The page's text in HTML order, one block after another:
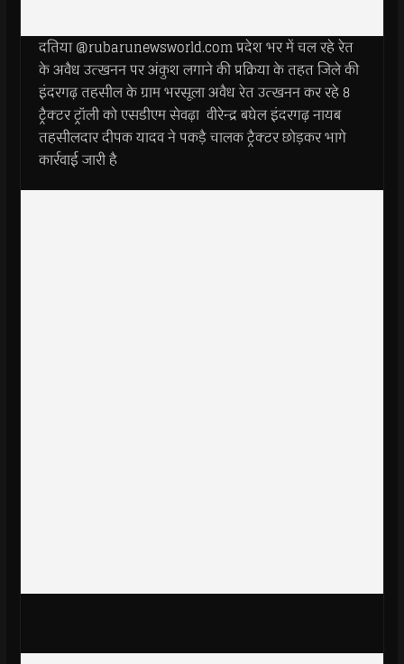
दतिया @rubarunewsworld.com प्रदेश भर में चल रहे रेत
के अवैध उत्खनन पर अंकुश लगाने की प्रक्रिया के तहत जिले की
इंदरगढ़ तहसील के ग्राम भरसूला अवैध रेत उत्खनन कर रहे 8
ट्रैक्टर ट्रॉली को एसडीएम सेवढ़ा वीरेन्द्र बघेल इंदरगढ़ नायब
तहसीलदार दीपक यादव ने पकड़ै चालक ट्रैक्टर छोड़कर भागे
कार्रवाई जारी है